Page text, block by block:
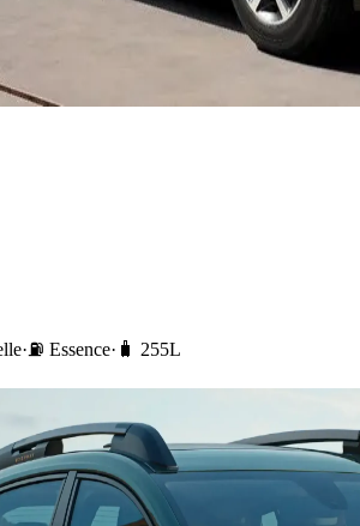
·⛽️ Essence· 🧳 255L